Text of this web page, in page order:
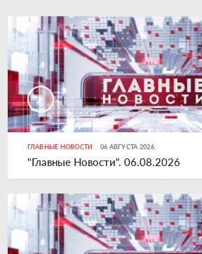
ГЛАВНЫЕ НОВОСТИ 06 АВГУСТА 2026
"Главные Новости". 06.08.2026